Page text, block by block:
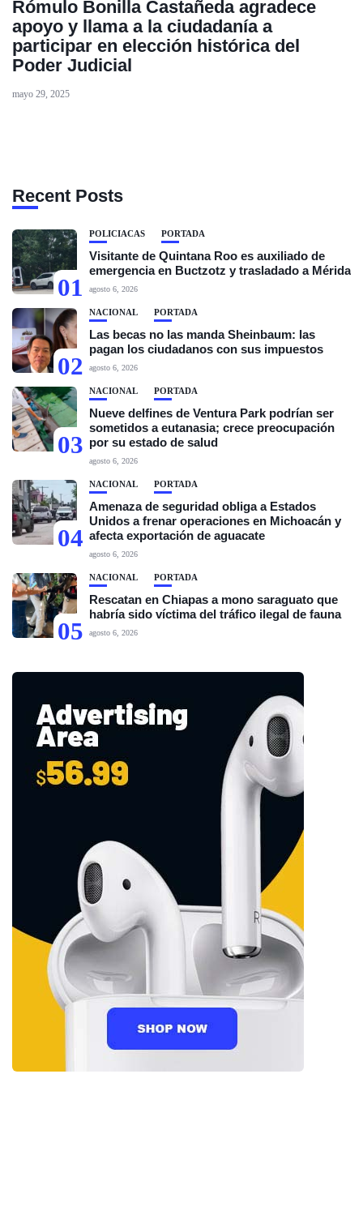
Rómulo Bonilla Castañeda agradece
apoyo y llama a la ciudadanía a
participar en elección histórica del
Poder Judicial
mayo 29, 2025
Recent Posts
01
POLICIACAS PORTADA
Visitante de Quintana Roo es auxiliado de
emergencia en Buctzotz y trasladado a Mérida
agosto 6, 2026
02
NACIONAL PORTADA
Las becas no las manda Sheinbaum: las
pagan los ciudadanos con sus impuestos
agosto 6, 2026
03
NACIONAL PORTADA
Nueve delfines de Ventura Park podrían ser
sometidos a eutanasia; crece preocupación
por su estado de salud
agosto 6, 2026
04
NACIONAL PORTADA
Amenaza de seguridad obliga a Estados
Unidos a frenar operaciones en Michoacán y
afecta exportación de aguacate
agosto 6, 2026
05
NACIONAL PORTADA
Rescatan en Chiapas a mono saraguato que
habría sido víctima del tráfico ilegal de fauna
agosto 6, 2026